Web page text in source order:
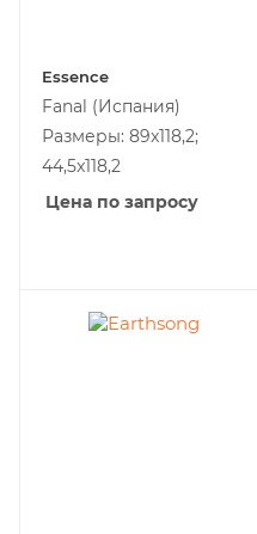
Essence
Fanal (Испания)
Размеры: 89x118,2;
44,5x118,2
Цена по запросу